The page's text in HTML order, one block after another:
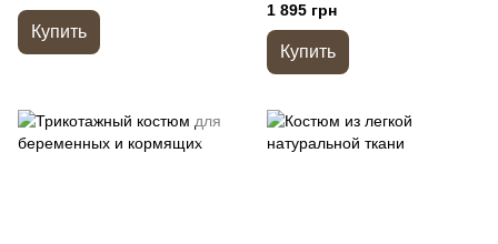
Купить
1 895 грн
Купить